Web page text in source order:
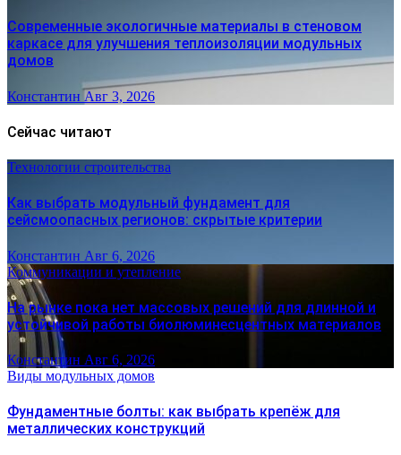
Современные экологичные материалы в стеновом
каркасе для улучшения теплоизоляции модульных
домов
Константин Авг 3, 2026
Сейчас читают
Технологии строительства
Как выбрать модульный фундамент для
сейсмоопасных регионов: скрытые критерии
Константин Авг 6, 2026
Коммуникации и утепление
На рынке пока нет массовых решений для длинной и
устойчивой работы биолюминесцентных материалов
Константин Авг 6, 2026
Виды модульных домов
Фундаментные болты: как выбрать крепёж для
металлических конструкций